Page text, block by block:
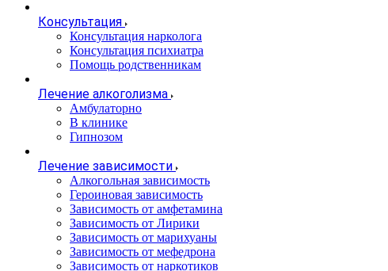
Консультация
Консультация нарколога
Консультация психиатра
Помощь родственникам
Лечение алкоголизма
Амбулаторно
В клинике
Гипнозом
Лечение зависимости
Алкогольная зависимость
Героиновая зависимость
Зависимость от амфетамина
Зависимость от Лирики
Зависимость от марихуаны
Зависимость от мефедрона
Зависимость от наркотиков